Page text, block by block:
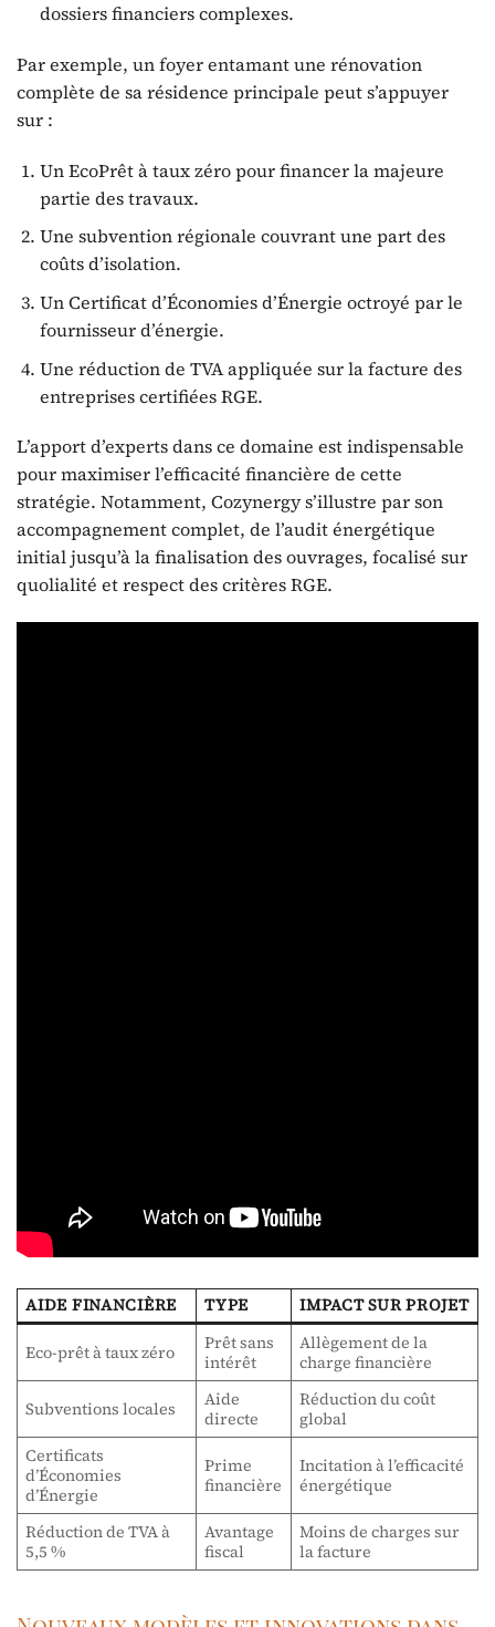
dossiers financiers complexes.
Par exemple, un foyer entamant une rénovation
complète de sa résidence principale peut s’appuyer
sur :
Un EcoPrêt à taux zéro pour financer la majeure
partie des travaux.
Une subvention régionale couvrant une part des
coûts d’isolation.
Un Certificat d’Économies d’Énergie octroyé par le
fournisseur d’énergie.
Une réduction de TVA appliquée sur la facture des
entreprises certifiées RGE.
L’apport d’experts dans ce domaine est indispensable
pour maximiser l’efficacité financière de cette
stratégie. Notamment, Cozynergy s’illustre par son
accompagnement complet, de l’audit énergétique
initial jusqu’à la finalisation des ouvrages, focalisé sur
quolialité et respect des critères RGE.
AIDE FINANCIÈRE TYPE IMPACT SUR PROJET
Eco-prêt à taux zéro
Prêt sans
intérêt
Allègement de la
charge financière
Subventions locales
Aide
directe
Réduction du coût
global
Certificats
d’Économies
d’Énergie
Prime
financière
Incitation à l’efficacité
énergétique
Réduction de TVA à
5,5 %
Avantage
fiscal
Moins de charges sur
la facture